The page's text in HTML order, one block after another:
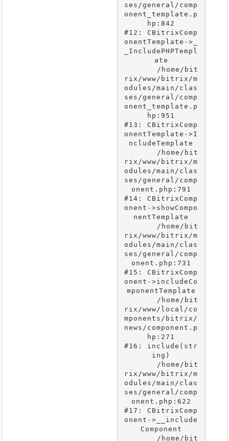
ses/general/comp
onent_template.p
hp:842
#12: CBitrixComp
onentTemplate->_
_IncludePHPTempl
ate
rix/www/bitrix/m
odules/main/clas
ses/general/comp
onent_template.p
hp:951
#13: CBitrixComp
onentTemplate->I
ncludeTemplate
rix/www/bitrix/m
odules/main/clas
ses/general/comp
onent.php:791
#14: CBitrixComp
onent->showCompo
nentTemplate
rix/www/bitrix/m
odules/main/clas
ses/general/comp
onent.php:731
#15: CBitrixComp
onent->includeCo
mponentTemplate
rix/www/local/co
mponents/bitrix/
news/component.p
hp:271
#16: include(str
ing)
rix/www/bitrix/m
odules/main/clas
ses/general/comp
onent.php:622
#17: CBitrixComp
onent->__include
Component